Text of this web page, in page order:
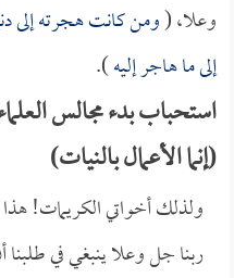
وعلا، (ومن كانت هجرته إلى
إلى ما هاجر إليه).
استحباب بدء مجالس
(إنما الأعمال بالنيات)
ولذلك أخواتي الكريمات! هذا
ربنا جل وعلا ينبغي في